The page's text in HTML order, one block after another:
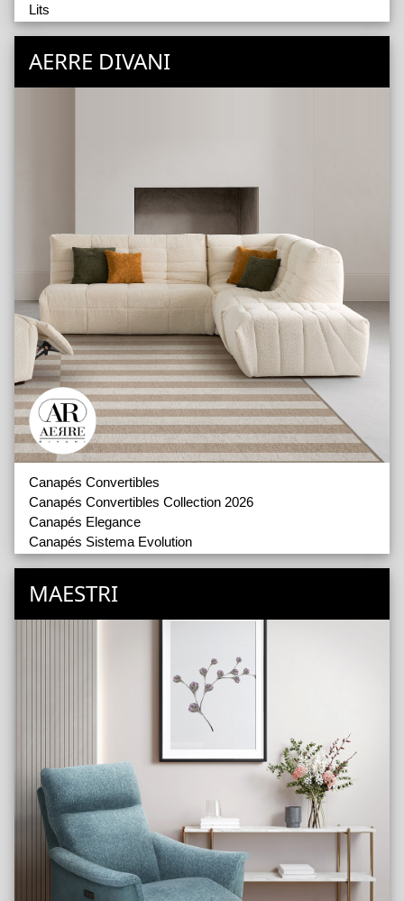
Lits
Matelas
AERRE DIVANI
Canapés Convertibles
Canapés Convertibles Collection 2026
Canapés Elegance
Canapés Sistema Evolution
Fauteuils
Coussins et Poufs
MAESTRI